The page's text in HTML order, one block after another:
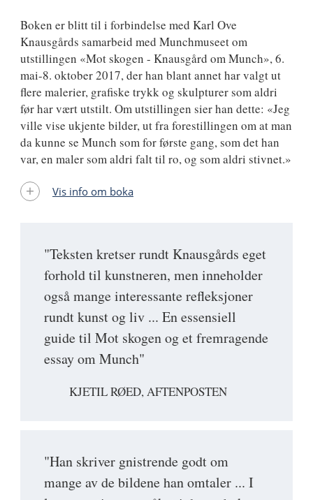
"Teksten kretser rundt Knausgårds eget
forhold til kunstneren, men inneholder
også mange interessante refleksjoner
rundt kunst og liv ... En essensiell
guide til Mot skogen og et fremragende
essay om Munch"
KJETIL RØED, AFTENPOSTEN
"Han skriver gnistrende godt om
mange av de bildene han omtaler ... I
Boken er blitt til i forbindelse med Karl Ove
Knausgårds samarbeid med Munchmuseet om
utstillingen «Mot skogen - Knausgård om Munch», 6.
mai-8. oktober 2017, der han blant annet har valgt ut
flere malerier, grafiske trykk og skulpturer som aldri
før har vært utstilt. Om utstillingen sier han dette: «Jeg
ville vise ukjente bilder, ut fra forestillingen om at man
da kunne se Munch som for første gang, som det han
var, en maler som aldri falt til ro, og som aldri stivnet.»
Vis info om boka